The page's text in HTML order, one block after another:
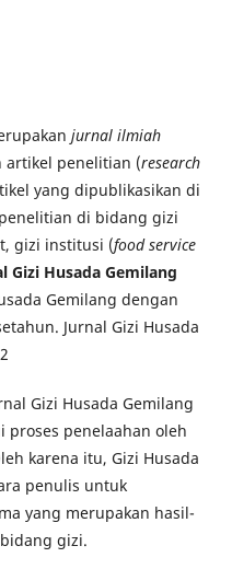
jurnal ilmiah
penelitian (research
yang dipublikasikan di
di bidang gizi
gizi institusi (food service
Gizi Husada Gemilang
Gemilang dengan
Jurnal Gizi Husada
Gizi Husada Gemilang
penelaahan oleh
karena itu, Gizi Husada
penulis untuk
yang merupakan hasil-
gizi.